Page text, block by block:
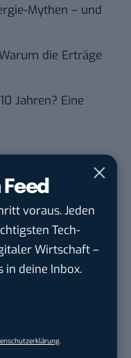
voraus. Jeden
Tech-
Wirtschaft –
in deine Inbox.
.
Mythen – und
die Erträge
Jahren? Eine
, wenn es um
von Morgen
bekommen jeden
mit den
und sichern sich
du dich